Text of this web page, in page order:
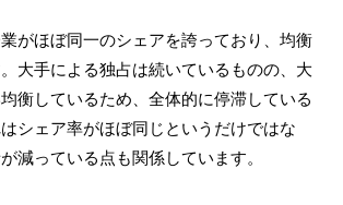
がほぼ同一のシェアを誇っており、均衡
大手による独占は続いているものの、大
衡しているため、全体的に停滞している
シェア率がほぼ同じというだけではな
減っている点も関係しています。